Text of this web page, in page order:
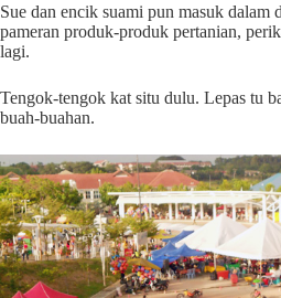
Sue dan encik suami pun masuk dalam
pameran produk-produk pertanian,
lagi.
Tengok-tengok kat situ dulu. Lepas tu
buah-buahan.